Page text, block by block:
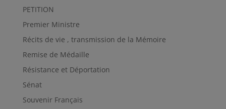
PETITION
Premier Ministre
Récits de vie , transmission de la Mémoire
Remise de Médaille
Résistance et Déportation
Sénat
Souvenir Français